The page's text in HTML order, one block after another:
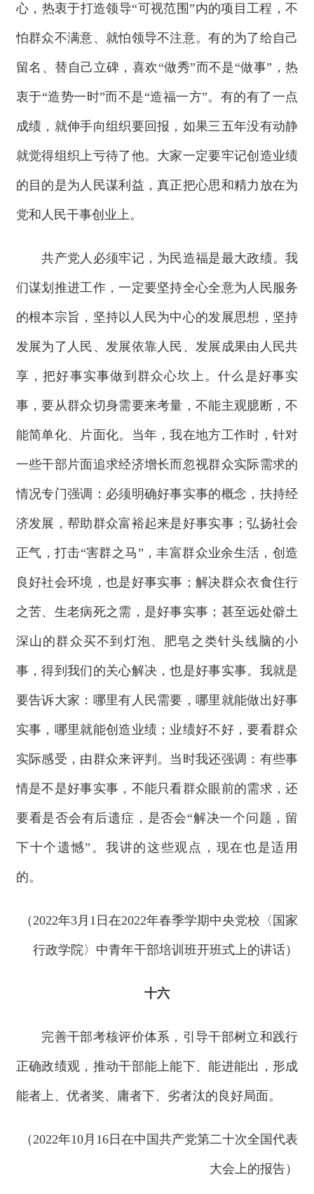
心，热衷于打造领导“可视范围”内的项目工程，不
怕群众不满意、就怕领导不注意。有的为了给自己
留名、替自己立碑，喜欢“做秀”而不是“做事”，热
衷于“造势一时”而不是“造福一方”。有的有了一点
成绩，就伸手向组织要回报，如果三五年没有动静
就觉得组织上亏待了他。大家一定要牢记创造业绩
的目的是为人民谋利益，真正把心思和精力放在为
党和人民干事创业上。
共产党人必须牢记，为民造福是最大政绩。我
们谋划推进工作，一定要坚持全心全意为人民服务
的根本宗旨，坚持以人民为中心的发展思想，坚持
发展为了人民、发展依靠人民、发展成果由人民共
享，把好事实事做到群众心坎上。什么是好事实
事，要从群众切身需要来考量，不能主观臆断，不
能简单化、片面化。当年，我在地方工作时，针对
一些干部片面追求经济增长而忽视群众实际需求的
情况专门强调：必须明确好事实事的概念，扶持经
济发展，帮助群众富裕起来是好事实事；弘扬社会
正气，打击“害群之马”，丰富群众业余生活，创造
良好社会环境，也是好事实事；解决群众衣食住行
之苦、生老病死之需，是好事实事；甚至远处僻土
深山的群众买不到灯泡、肥皂之类针头线脑的小
事，得到我们的关心解决，也是好事实事。我就是
要告诉大家：哪里有人民需要，哪里就能做出好事
实事，哪里就能创造业绩；业绩好不好，要看群众
实际感受，由群众来评判。当时我还强调：有些事
情是不是好事实事，不能只看群众眼前的需求，还
要看是否会有后遗症，是否会“解决一个问题，留
下十个遗憾”。我讲的这些观点，现在也是适用
的。
（2022年3月1日在2022年春季学期中央党校〈国家
行政学院〉中青年干部培训班开班式上的讲话）
十六
完善干部考核评价体系，引导干部树立和践行
正确政绩观，推动干部能上能下、能进能出，形成
能者上、优者奖、庸者下、劣者汰的良好局面。
（2022年10月16日在中国共产党第二十次全国代表
大会上的报告）